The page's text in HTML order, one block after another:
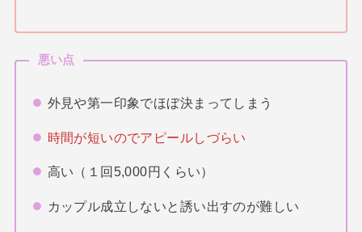
悪い点
外見や第一印象でほぼ決まってしまう
時間が短いのでアピールしづらい
高い（１回5,000円くらい）
カップル成立しないと誘い出すのが難しい